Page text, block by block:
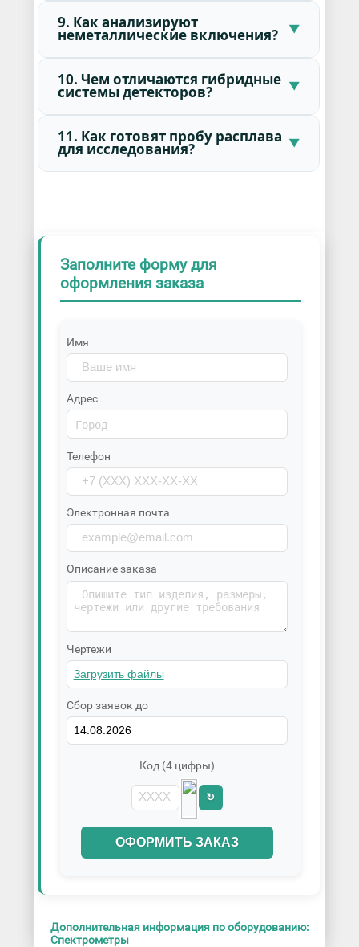
9. Как анализируют
неметаллические включения?
10. Чем отличаются гибридные
системы детекторов?
11. Как готовят пробу расплава
для исследования?
Заполните форму для
оформления заказа
Имя
Адрес
Телефон
Электронная почта
Описание заказа
Чертежи
Сбор заявок до
Код (4 цифры)
↻
ОФОРМИТЬ ЗАКАЗ
Дополнительная информация по оборудованию:
Спектрометры